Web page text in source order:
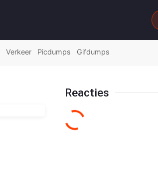
Verkeer Picdumps Gifdumps
Reacties